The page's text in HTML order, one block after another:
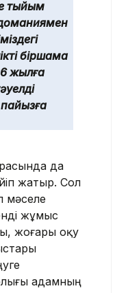
тыйым
біршама
жылға
да
жатыр. Сол
мәселе
жұмыс
жоғары оқу
адамның